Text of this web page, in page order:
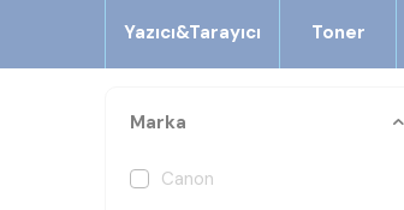
Yazıcı&Tarayıcı Toner
Marka
Canon